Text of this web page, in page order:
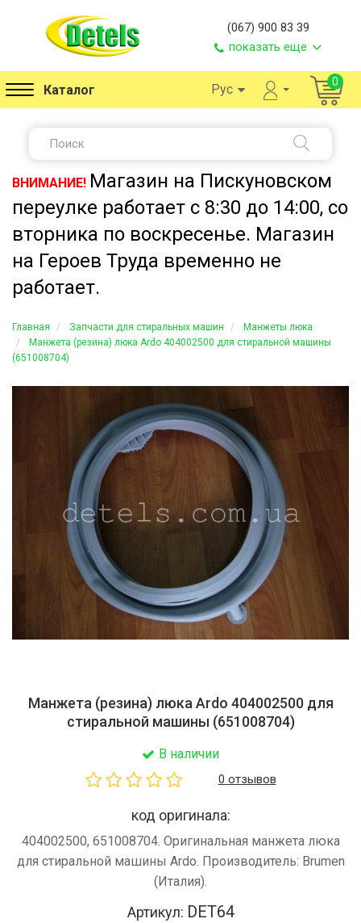
(067) 900 83 39
показать еще
Каталог Рус 0
ВНИМАНИЕ! Магазин на Пискуновском
переулке работает с 8:30 до 14:00, со
вторника по воскресенье. Магазин
на Героев Труда временно не
работает.
Главная Запчасти для стиральных машин
Манжеты люка
Манжета (резина) люка Ardo 404002500 для стиральной машины
(651008704)
Манжета (резина) люка Ardo 404002500 для
стиральной машины (651008704)
В наличии
0 отзывов
код оригинала:
404002500, 651008704. Оригинальная манжета люка
для стиральной машины Ardo. Производитель: Brumen
(Италия).
Артикул: DET64